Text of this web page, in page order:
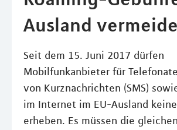
Ausland
Seit dem 15. Juni 2017 dürfen
Mobilfunkanbieter für
von Kurznachrichten (SMS)
im Internet im EU-Ausland
erheben. Es müssen die